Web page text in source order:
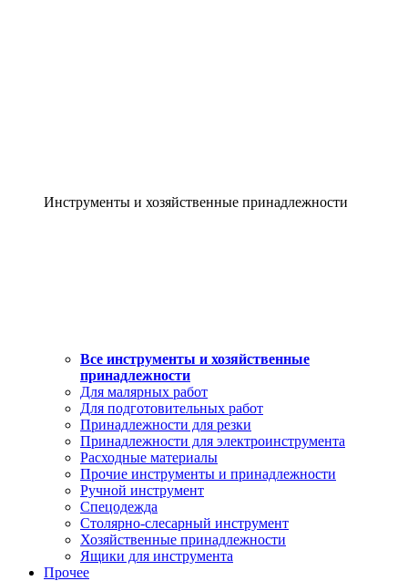
Инструменты и хозяйственные принадлежности
Все инструменты и хозяйственные
принадлежности
Для малярных работ
Для подготовительных работ
Принадлежности для резки
Принадлежности для электроинструмента
Расходные материалы
Прочие инструменты и принадлежности
Ручной инструмент
Спецодежда
Столярно-слесарный инструмент
Хозяйственные принадлежности
Ящики для инструмента
Прочее